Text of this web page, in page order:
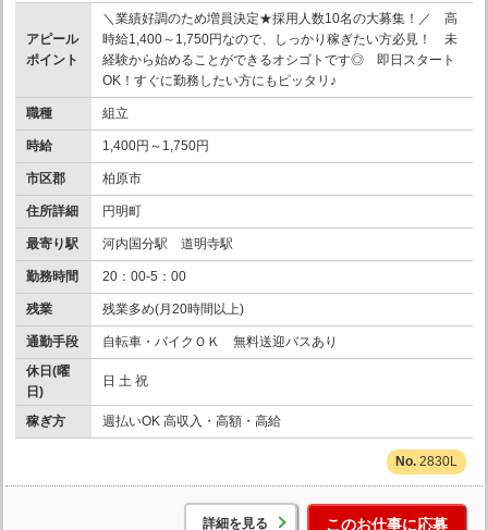
アピール
ポイント
＼業績好調のため増員決定★採用人数10名の大募集！／ 高
時給1,400～1,750円なので、しっかり稼ぎたい方必見！ 未
経験から始めることができるオシゴトです◎ 即日スタート
OK！すぐに勤務したい方にもピッタリ♪
職種 組立
時給 1,400円～1,750円
市区郡 柏原市
住所詳細 円明町
最寄り駅 河内国分駅 道明寺駅
勤務時間 20：00-5：00
残業 残業多め(月20時間以上)
通勤手段
自転車・バイクＯＫ 無料送迎バスあり
休日(曜
日)
日 土 祝
稼ぎ方 週払いOK 高収入・高額・高給
2830L
詳細を見る このお仕事に応募